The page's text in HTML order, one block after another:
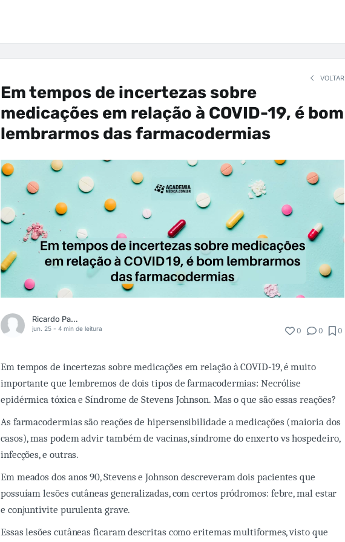
VOLTAR
Em tempos de incertezas sobre
medicações em relação à COVID-19, é bom
lembrarmos das farmacodermias
Ricardo Pagrion
jun. 25 - 4 min de leitura 0 0 0
Em tempos de incertezas sobre medicações em relação à COVID-19, é muito
importante que lembremos de dois tipos de farmacodermias: Necrólise
epidérmica tóxica e Síndrome de Stevens Johnson. Mas o que são essas reações?
As farmacodermias são reações de hipersensibilidade a medicações (maioria dos
casos), mas podem advir também de vacinas, síndrome do enxerto vs hospedeiro,
infecções, e outras.
Em meados dos anos 90, Stevens e Johnson descreveram dois pacientes que
possuíam lesões cutâneas generalizadas, com certos pródromos: febre, mal estar
e conjuntivite purulenta grave.
Essas lesões cutâneas ficaram descritas como eritemas multiformes, visto que